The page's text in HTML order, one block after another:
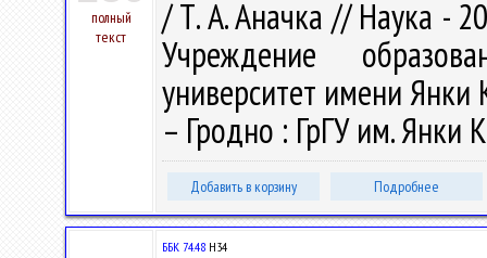
полный
текст
/ Т. А. Аначка // Наука -
Учреждение
университет имени Янки
– Гродно : ГрГУ им. Янки
Добавить в корзину Подробнее
ББК 74.48 Н34